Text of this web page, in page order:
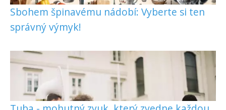
Sbohem špinavému nádobí: Vyberte si ten
správný výmyk!